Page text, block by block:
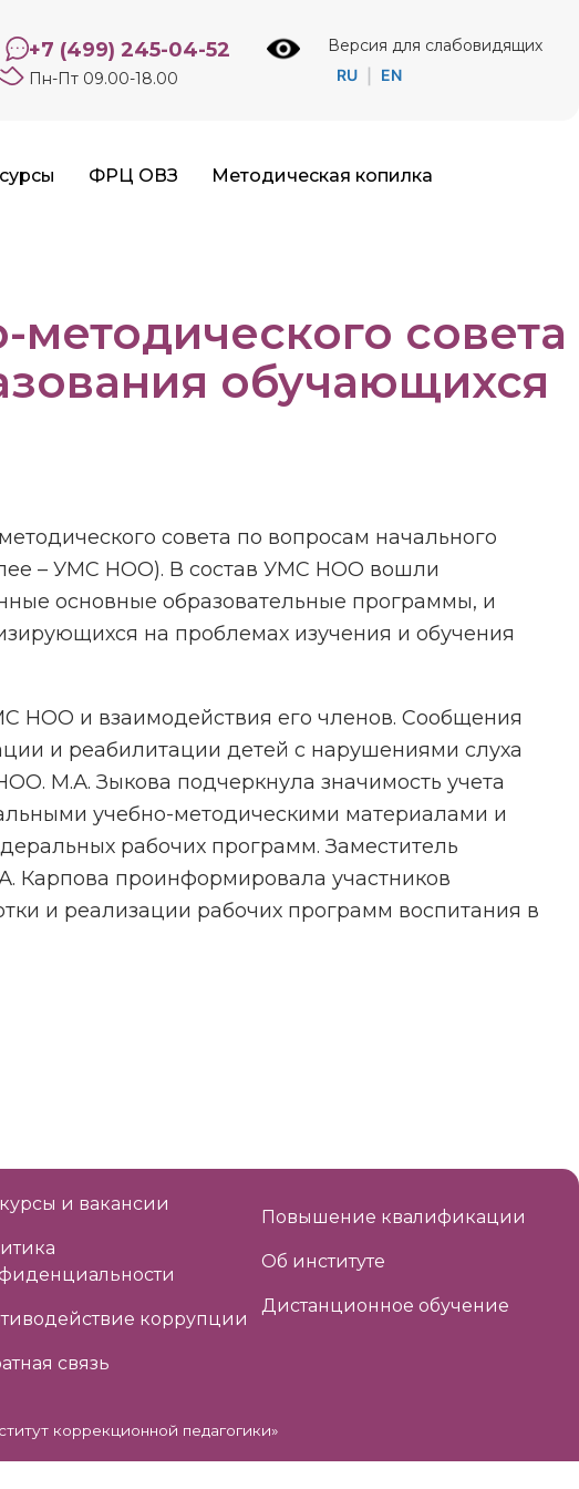
+7 (499) 245-04-52
Пн-Пт 09.00-18.00
Версия для слабовидящих
RU EN
ФРЦ ОВЗ Методическая копилка
совета
обучающихся
совета по вопросам начального
– УМС НОО). В состав УМС НОО вошли
основные образовательные программы, и
на проблемах изучения и обучения
НОО и взаимодействия его членов. Сообщения
и реабилитации детей с нарушениями слуха
М.А. Зыкова подчеркнула значимость учета
учебно-методическими материалами и
рабочих программ. Заместитель
Карпова проинформировала участников
и реализации рабочих программ воспитания в
и вакансии
коррупции
связь
Повышение квалификации
Об институте
Дистанционное обучение
коррекционной педагогики»